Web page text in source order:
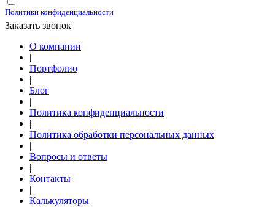
Политики конфиденциальности
Заказать звонок
О компании
|
Портфолио
|
Блог
|
Политика конфиденциальности
|
Политика обработки персональных данных
|
Вопросы и ответы
|
Контакты
|
Калькуляторы